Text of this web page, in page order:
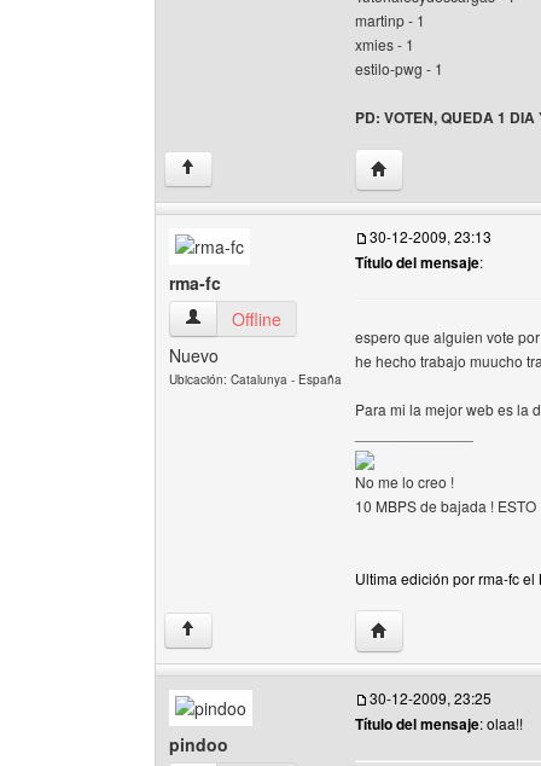
martinp - 1
xmies - 1
estilo-pwg - 1
PD: VOTEN, QUEDA 1 DIA
↑ Visitar sitio web del
rma-fc
rma-fc Ver perfil del usuario
Offline
Nuevo
Ubicación: Catalunya - España
30-12-2009, 23:13
Título del mensaje:
espero que alguien vote
he hecho trabajo muucho
Para mi la mejor web es la
No me lo creo !
10 MBPS de bajada ! ESTO
Ultima edición por rma-fc
↑ Visitar sitio web del
pindoo
30-12-2009, 23:25
Título del mensaje: olaa!!